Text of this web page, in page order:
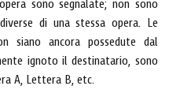
sono segnalate; non sono
di una stessa opera. Le
siano ancora possedute dal
ignoto il destinatario, sono
A, Lettera B, etc.